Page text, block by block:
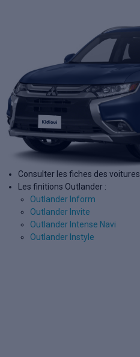
Consulter les fiches des voitures
Les finitions Outlander :
Outlander Inform
Outlander Invite
Outlander Intense Navi
Outlander Instyle